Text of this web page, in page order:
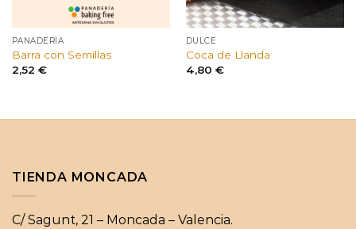
PANADERÍA
Barra con Semillas
2,52 €
DULCE
Coca de Llanda
4,80 €
TIENDA MONCADA
C/ Sagunt, 21 – Moncada – Valencia.